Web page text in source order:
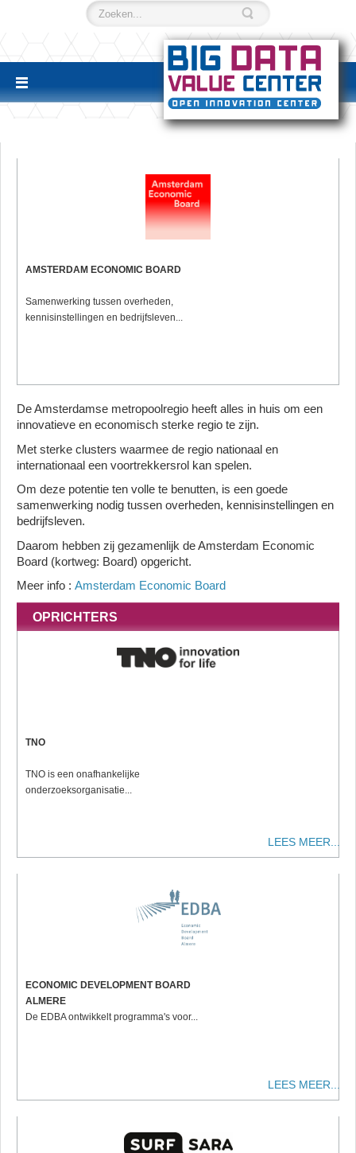
AMSTERDAM ECONOMIC BOARD
Samenwerking tussen overheden,
kennisinstellingen en bedrijfsleven...
De Amsterdamse metropoolregio heeft alles in huis om een
innovatieve en economisch sterke regio te zijn.
Met sterke clusters waarmee de regio nationaal en
internationaal een voortrekkersrol kan spelen.
Om deze potentie ten volle te benutten, is een goede
samenwerking nodig tussen overheden, kennisinstellingen en
bedrijfsleven.
Daarom hebben zij gezamenlijk de Amsterdam Economic
Board (kortweg: Board) opgericht.
Meer info : Amsterdam Economic Board
OPRICHTERS
TNO
TNO is een onafhankelijke
onderzoeksorganisatie...
LEES MEER...
ECONOMIC DEVELOPMENT BOARD
ALMERE
De EDBA ontwikkelt programma's voor...
LEES MEER...